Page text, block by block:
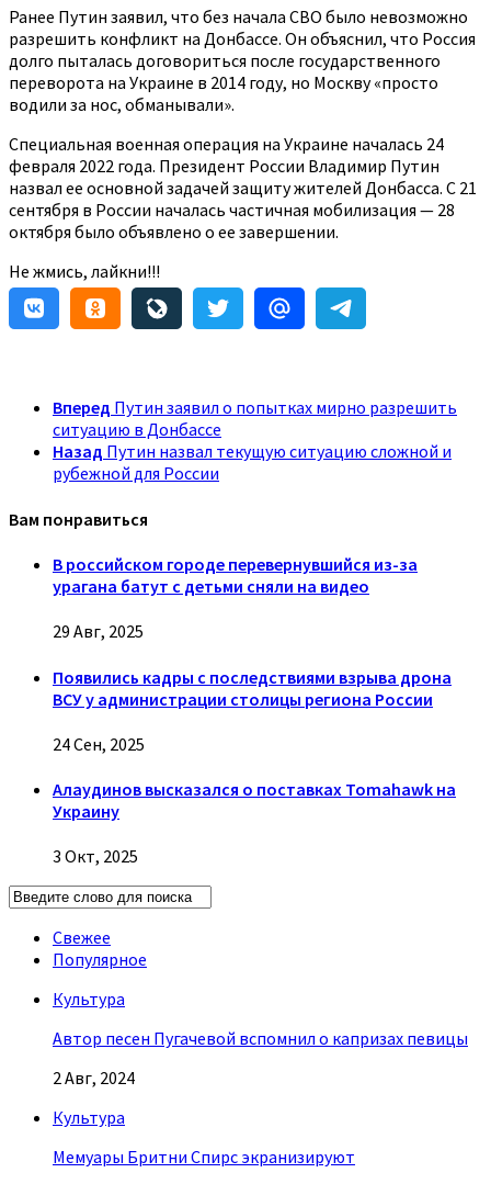
Ранее Путин заявил, что без начала СВО было невозможно
разрешить конфликт на Донбассе. Он объяснил, что Россия
долго пыталась договориться после государственного
переворота на Украине в 2014 году, но Москву «просто
водили за нос, обманывали».
Специальная военная операция на Украине началась 24
февраля 2022 года. Президент России Владимир Путин
назвал ее основной задачей защиту жителей Донбасса. С 21
сентября в России началась частичная мобилизация — 28
октября было объявлено о ее завершении.
Не жмись, лайкни!!!
Вперед Путин заявил о попытках мирно разрешить
ситуацию в Донбассе
Назад Путин назвал текущую ситуацию сложной и
рубежной для России
Вам понравиться
В российском городе перевернувшийся из-за
урагана батут с детьми сняли на видео
29 Авг, 2025
Появились кадры с последствиями взрыва дрона
ВСУ у администрации столицы региона России
24 Сен, 2025
Алаудинов высказался о поставках Tomahawk на
Украину
3 Окт, 2025
Свежее
Популярное
Культура
Автор песен Пугачевой вспомнил о капризах певицы
2 Авг, 2024
Культура
Мемуары Бритни Спирс экранизируют